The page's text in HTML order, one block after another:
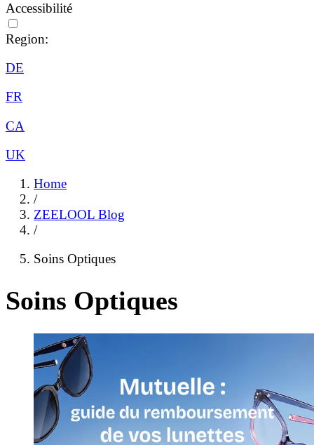
Accessibilité
Region:
DE
FR
CA
UK
Home
/
ZEELOOL Blog
/
Soins Optiques
Soins Optiques